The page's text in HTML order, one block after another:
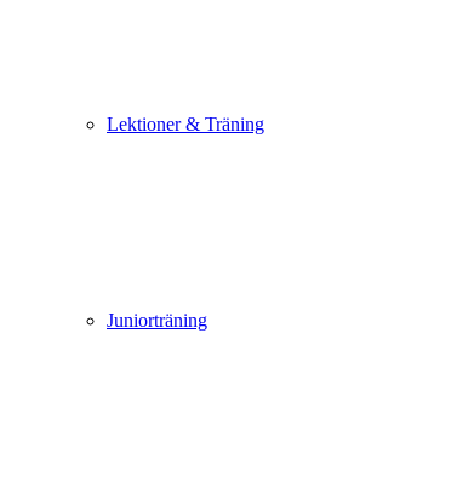
Lektioner & Träning
Juniorträning